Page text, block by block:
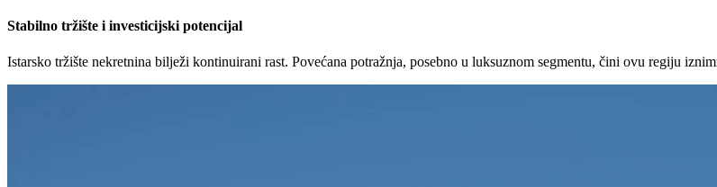
Stabilno tržište i investicijski potencijal
Istarsko tržište nekretnina bilježi kontinuirani rast. Povećana potražnja, posebno u luksuznom segmentu, čini ovu regiju